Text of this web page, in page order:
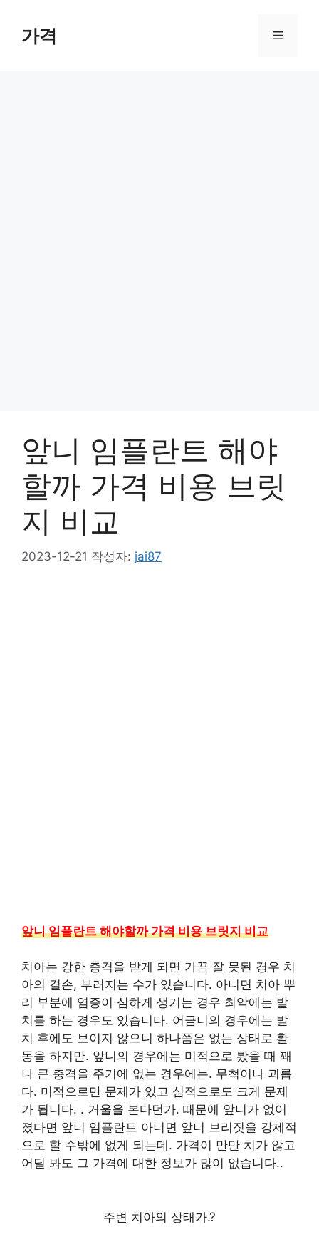
가격 메
앞니 임플란트 해야
할까 가격 비용 브릿
지 비교
2023-12-21 작성자: jai87
앞니 임플란트 해야할까 가격 비용 브릿지 비교
치아는 강한 충격을 받게 되면 가끔 잘 못된 경우 치
아의 결손, 부러지는 수가 있습니다. 아니면 치아 뿌
리 부분에 염증이 심하게 생기는 경우 최악에는 발
치를 하는 경우도 있습니다. 어금니의 경우에는 발
치 후에도 보이지 않으니 하나쯤은 없는 상태로 활
동을 하지만. 앞니의 경우에는 미적으로 봤을 때 꽤
나 큰 충격을 주기에 없는 경우에는. 무척이나 괴롭
다. 미적으로만 문제가 있고 심적으로도 크게 문제
가 됩니다. . 거울을 본다던가. 때문에 앞니가 없어
졌다면 앞니 임플란트 아니면 앞니 브리짓을 강제적
으로 할 수밖에 없게 되는데. 가격이 만만 치가 않고
어딜 봐도 그 가격에 대한 정보가 많이 없습니다..
주변 치아의 상태가.?